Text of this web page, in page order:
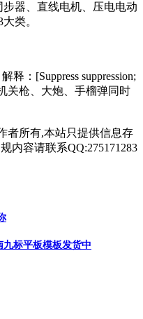
器、直线电机、压电电动
类。
：[Suppress suppression;
关枪、大炮、手榴弹同时
者所有,本站只提供信息存
内容请联系QQ:275171283
标平板模板发货中